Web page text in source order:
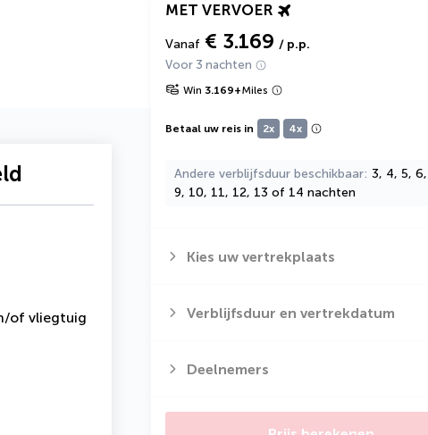
MET VERVOER
Vanaf € 3.169 / p.p.
Voor 3 nachten
Win 3.169+Miles
Betaal uw reis in 2x 4x
Andere verblijfsduur beschikbaar 3, 4, 5,
9, 10, 11, 12, 13 of 14 nachten
Kies uw vertrekplaats
Verblijfsduur en vertrekdatum
Deelnemers
of vliegtuig